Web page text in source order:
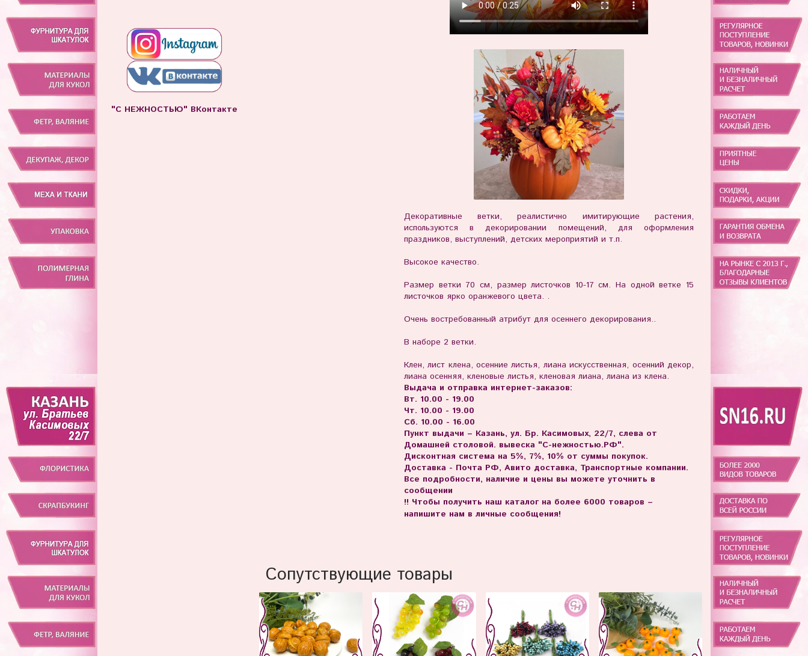
Декоративные ветки, реалистично имитирующие растения,
используются в декорировании помещений, для оформления
праздников, выступлений, детских мероприятий и т.п.
Высокое качество.
Размер ветки 70 см, размер листочков 10-17 см. На одной ветке 15
листочков ярко оранжевого цвета. .
Очень востребованный атрибут для осеннего декорирования..
В наборе 2 ветки.
Клен, лист клена, осенние листья, лиана искусственная, осенний декор,
лиана осенняя, кленовые листья, кленовая лиана, лиана из клена.
Выдача и отправка интернет-заказов:
Вт. 10.00 - 19.00
Чт. 10.00 - 19.00
Сб. 10.00 - 16.00
Пункт выдачи – Казань, ул. Бр. Касимовых, 22/7, слева от
Домашней столовой. вывеска "С-нежностью.РФ".
Дисконтная система на 5%, 7%, 10% от суммы покупок.
Доставка - Почта РФ, Авито доставка, Транспортные компании.
Все подробности, наличие и цены вы можете уточнить в
сообщении
!! Чтобы получить наш каталог на более 6000 товаров –
напишите нам в личные сообщения!
Сопутствующие товары
"С НЕЖНОСТЬЮ" ВКонтакте